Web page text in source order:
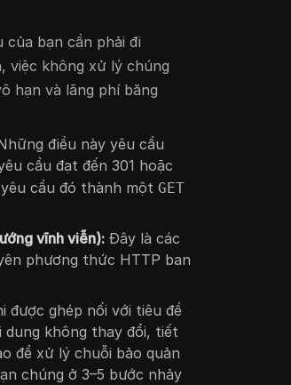
bạn cần phải đi
việc không xử lý chúng
hạn và lãng phí băng
điều này yêu cầu
cầu đạt đến 301 hoặc
yêu cầu đó thành mộtGET
vĩnh viễn): Đây là các
phương thức HTTP ban
được ghép nối với tiêu đề
dung không thay đổi, tiết
để xử lý chuỗi bảo quản
chúng ở 3–5 bước nhảy